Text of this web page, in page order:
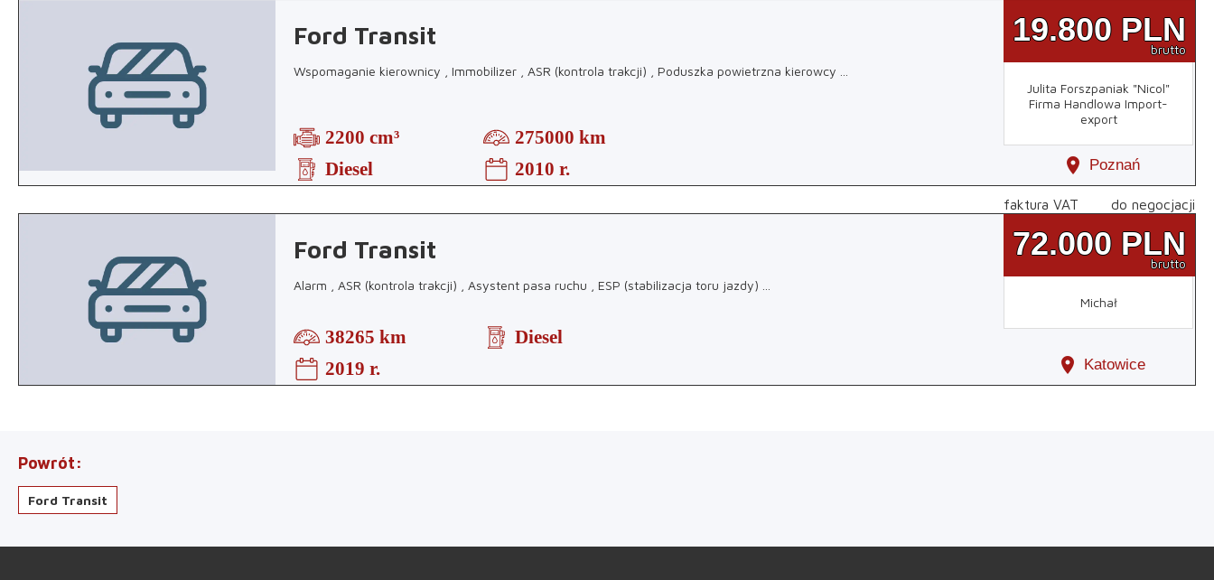
Ford Transit
Wspomaganie kierownicy , Immobilizer , ASR (kontrola trakcji) , Poduszka powietrzna kierowcy
2200 cm³
275000 km
Diesel
2010 r.
19.800 PLN
brutto
Julita Forszpaniak "Nicol"
Firma Handlowa Import-
export
location_on Poznań
Ford Transit
Alarm , ASR (kontrola trakcji) , Asystent pasa ruchu , ESP (stabilizacja toru jazdy)
38265 km
Diesel
2019 r.
faktura VAT do negocjacji
72.000 PLN
brutto
Michał
location_on Katowice
Powrót
Ford Transit